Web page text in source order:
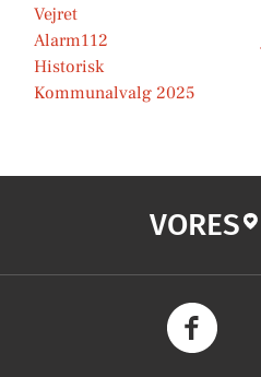
Vejret
Alarm112
Historisk
Kommunalvalg 2025
VORES